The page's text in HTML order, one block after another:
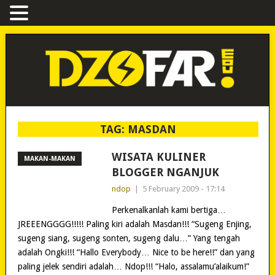
TAG: MASDAN
MAKAN-MAKAN
WISATA KULINER
BLOGGER NGANJUK
ndop 5 February 2009 - 17:14
Perkenalkanlah kami bertiga…
JREEENGGGG!!!!! Paling kiri adalah Masdan!!! “Sugeng Enjing,
sugeng siang, sugeng sonten, sugeng dalu…” Yang tengah
adalah Ongki!!! “Hallo Everybody… Nice to be here!!” dan yang
paling jelek sendiri adalah… Ndop!!! “Halo, assalamu’alaikum!”